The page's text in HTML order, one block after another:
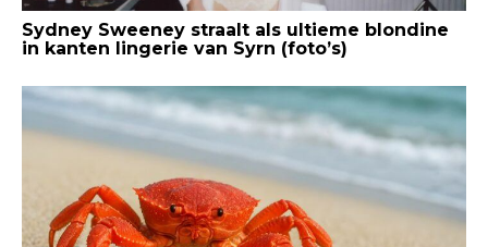
Sydney Sweeney straalt als ultieme blondine
in kanten lingerie van Syrn (foto’s)